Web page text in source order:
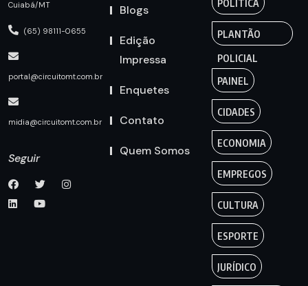
Cuiabá/MT
(65) 98111-0655
portal@circuitomt.com.br
midia@circuitomt.com.br
Seguir
Blogs
Edição
Impressa
Enquetes
Contato
Quem Somos
POLÍTICA
PLANTÃO
POLICIAL
PAINEL
CIDADES
ECONOMIA
EMPREGOS
CULTURA
ESPORTE
JURÍDICO